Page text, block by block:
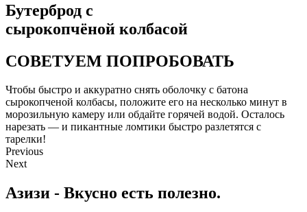
Бутерброд с
сырокопчёной колбасой
СОВЕТУЕМ ПОПРОБОВАТЬ
Чтобы быстро и аккуратно снять оболочку с батона
сырокопченой колбасы, положите его на несколько минут в
морозильную камеру или обдайте горячей водой. Осталось
нарезать — и пикантные ломтики быстро разлетятся с
тарелки!
Previous
Next
Азизи - Вкусно есть полезно.